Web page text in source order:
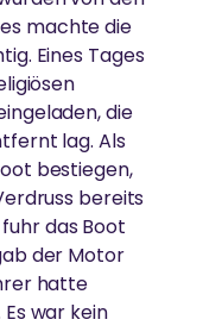
machte die
Eines Tages
die
lag. Als
bestiegen,
bereits
das Boot
der Motor
hatte
war kein